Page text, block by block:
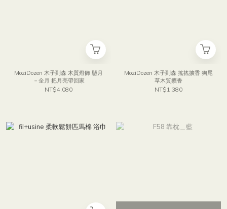
MoziDozen 木子到森 木質燈飾 懸月
－全月 把月亮帶回家
NT$4,080
MoziDozen 木子到森 搖搖擴香 狗尾
草木質擴香
NT$1,380